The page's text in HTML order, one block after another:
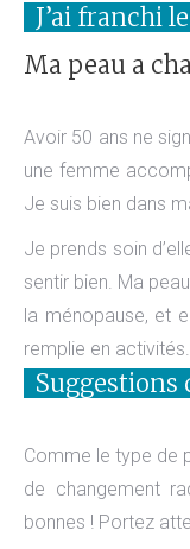
J’ai franchi
Ma peau a
Avoir 50 ans ne
une femme
Je suis bien dans
Je prends soin
sentir bien. Ma
la ménopause, et
remplie en activités.
Suggestions
Comme le type de
de changement
bonnes ! Portez